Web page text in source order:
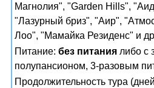
Магнолия", "Garden Hills",
"Лазурный бриз", "Аир",
Лоо", "Мамайка Резиденс" и
Питание: без питания либо с
полупансионом, 3-разовым
Продолжительность тура